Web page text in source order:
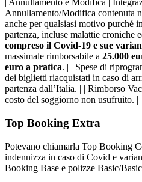
| Annullamento e Modifica |
Annullamento/Modifica contenuta
anche per qualsiasi motivo purché
partenza, incluse malattie croniche
compreso il Covid-19 e sue
massimale rimborsabile a 25.000
euro a pratica. | | Spese di
dei biglietti riacquistati in caso di
partenza dall’Italia. | | Rimborso
costo del soggiorno non usufruito. |
Top Booking Extra
Potevano chiamarla Top Booking
indennizza in caso di Covid e
Booking Base e polizze Basic/